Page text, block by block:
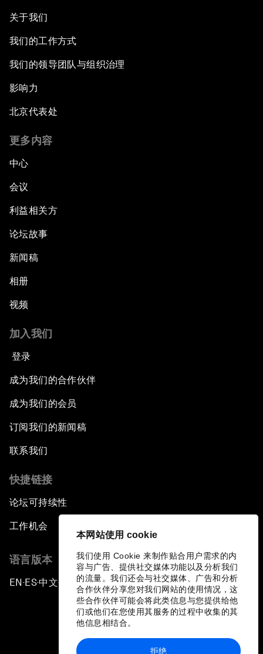
本网站使用 cookie
我们使用 Cookie 来制作贴合用户需求的内
容与广告、提供社交媒体功能以及分析我们
的流量。我们还会与社交媒体、广告和分析
合作伙伴分享您对我们网站的使用情况，这
些合作伙伴可能会将此类信息与您提供给他
们或他们在您使用其服务的过程中收集的其
他信息相结合。
拒绝
关于我们
我们的工作方式
我们的领导团队与组织治理
影响力
北京代表处
更多内容
中心
会议
利益相关方
论坛故事
新闻稿
相册
视频
加入我们
登录
成为我们的合作伙伴
成为我们的会员
订阅我们的新闻稿
联系我们
快捷链接
论坛可持续性
工作机会
语言版本
EN ▪ES▪中文▪ 日本語